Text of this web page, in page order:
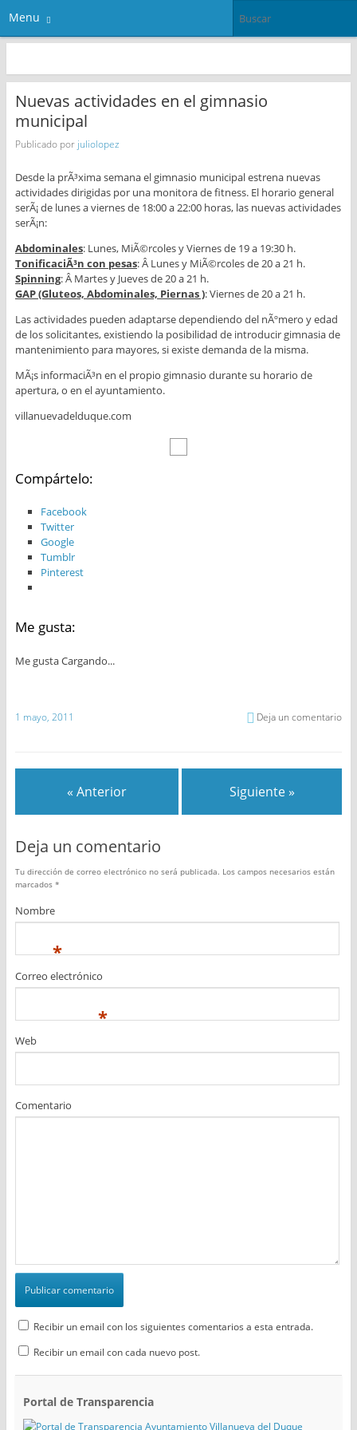
Menu
Nuevas actividades en el gimnasio
municipal
Publicado por juliolopez
Desde la prÃ³xima semana el gimnasio municipal estrena nuevas
actividades dirigidas por una monitora de fitness. El horario general
serÃ¡ de lunes a viernes de 18:00 a 22:00 horas, las nuevas actividades
serÃ¡n:
Abdominales: Lunes, MiÃ©rcoles y Viernes de 19 a 19:30 h.
TonificaciÃ³n con pesas: Â Lunes y MiÃ©rcoles de 20 a 21 h.
Spinning: Â Martes y Jueves de 20 a 21 h.
GAP (Gluteos, Abdominales, Piernas ): Viernes de 20 a 21 h.
Las actividades pueden adaptarse dependiendo del nÃºmero y edad
de los solicitantes, existiendo la posibilidad de introducir gimnasia de
mantenimiento para mayores, si existe demanda de la misma.
MÃ¡s informaciÃ³n en el propio gimnasio durante su horario de
apertura, o en el ayuntamiento.
villanuevadelduque.com
Compártelo:
Facebook
Twitter
Google
Tumblr
Pinterest
Me gusta:
Me gustaCargando...
1 mayo, 2011 Deja un comentario
« Anterior Siguiente »
Deja un comentario
Tu dirección de correo electrónico no será publicada. Los campos necesarios están
marcados *
Nombre
*
Correo electrónico
*
Web
Comentario
Recibir un email con los siguientes comentarios a esta entrada.
Recibir un email con cada nuevo post.
Portal de Transparencia